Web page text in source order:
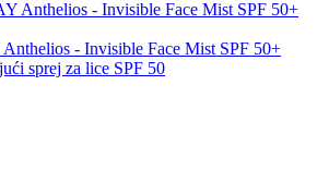
- Invisible Face Mist SPF 50+
sprej za lice SPF 50